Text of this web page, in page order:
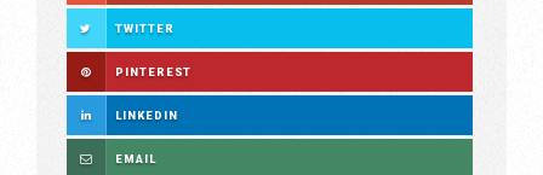
TWITTER
PINTEREST
LINKEDIN
EMAIL